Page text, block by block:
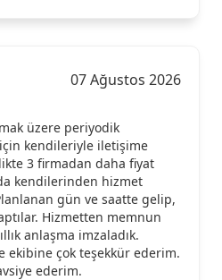
07 Ağustos 2026
üzere periyodik
kendileriyle iletişime
3 firmadan daha fiyat
kendilerinden hizmet
gün ve saatte gelip,
Hizmetten memnun
anlaşma imzaladık.
ekibine çok teşekkür ederim.
ederim.